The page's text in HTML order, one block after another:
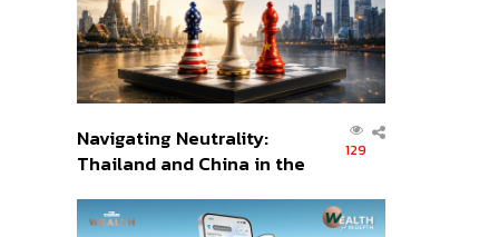
Navigating Neutrality:
Thailand and China in the
Order
129